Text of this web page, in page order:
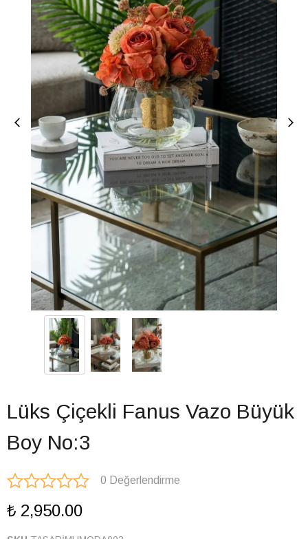
Lüks Çiçekli Fanus Vazo Büyük
Boy No:3
0 Değerlendirme
₺ 2,950.00